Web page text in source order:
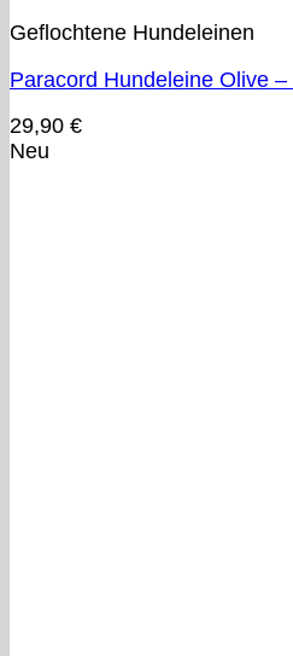
Geflochtene Hundeleinen
Paracord Hundeleine Olive –
29,90 €
Neu